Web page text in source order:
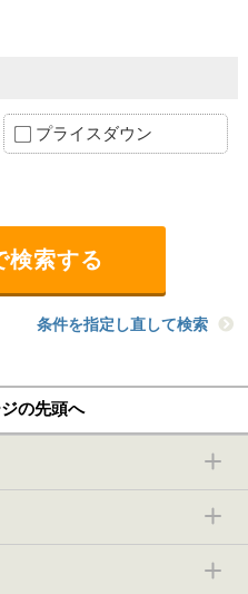
プライスダウン
条件を指定し直して検索
の先頭へ